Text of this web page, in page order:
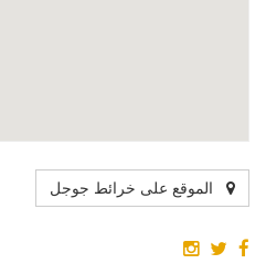
الموقع على خرائط جوجل